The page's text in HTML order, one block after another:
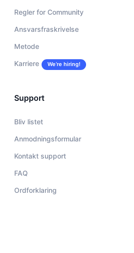
Regler for Community
Ansvarsfraskrivelse
Metode
Karriere We’re hiring!
Support
Bliv listet
Anmodningsformular
Kontakt support
FAQ
Ordforklaring